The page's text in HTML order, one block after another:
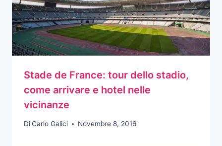
Stade de France: tour dello stadio,
come arrivare e hotel nelle
vicinanze
DiCarlo Galici Novembre 8, 2016